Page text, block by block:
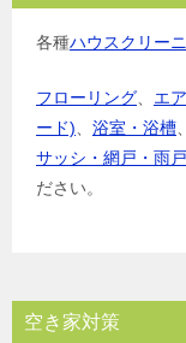
各種ハウスクリー
フローリング エ
ード)
浴室・浴槽
サッシ・網戸・雨戸
ださい。
空き家対策